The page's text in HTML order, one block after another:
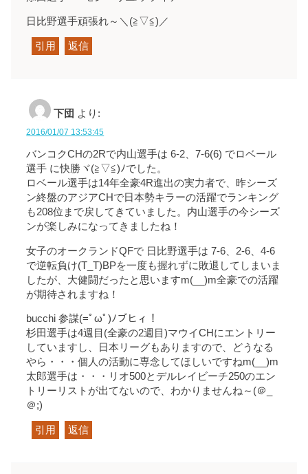
日比野選手頑張れ～＼(≧▽≦)／
引用 返信
下団 より:
2016/01/07 13:53:45
バンコクCHの2Rで内山選手は 6-2、7-6(6) でロベール
選手 に快勝ヾ(≧▽≦)ﾉでした。
ロベール選手は14年全豪4R進出の実力者で、昨シーズ
ン終盤のアジアCHで日本勢キラーの活躍でランキング
も208位まで戻してきていました。内山選手の今シーズ
ンが楽しみになってきましたね！
女子のオークランドQFで 日比野選手は 7-6、2-6、4-6
で逆転負け(T_T)BPを一度も握れずに敗退してしまいま
したが、大健闘だったと思いますm(__)m全豪での活躍
が期待されますね！
bucchi 参謀(=ﾟωﾟ)ﾉブヒィ！
杉田選手は4週目(全豪の2週目)マウイCHにエントリー
していますし、日本リーグもありますので、どうなる
やら・・・個人の活動に専念してほしいですねm(__)m
太郎選手は・・・リオ500とデルレイビーチ250のエン
トリーリストが出てないので、わかりませんね～(＠_
＠;)
引用 返信